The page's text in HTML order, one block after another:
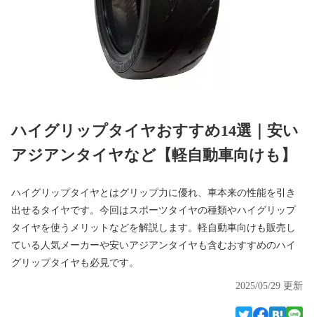
ハイグリップタイヤおすすめ14選｜安い
アジアンタイヤなど【軽自動車向けも】
ハイグリップタイヤとはグリップ力に優れ、車本来の性能を引き
出せるタイヤです。今回はスポーツタイヤの種類やハイグリップ
タイヤを使うメリットなどを解説します。軽自動車向けも販売し
ている人気メーカーや安いアジアンタイヤも含むおすすめのハイ
グリップタイヤも必見です。
2025/05/29 更新